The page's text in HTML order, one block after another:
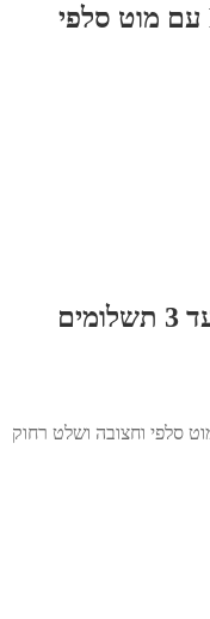
טבעת תאורה מרובעת P99X עם מוט סלפי
- אפשרות עד 12 תשלומים (עד 3 תשלומים